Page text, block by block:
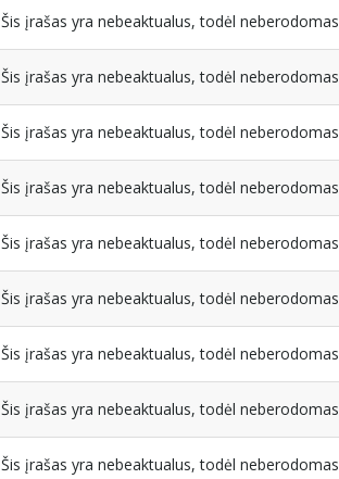
Šis įrašas yra nebeaktualus, todėl neberodomas
Šis įrašas yra nebeaktualus, todėl neberodomas
Šis įrašas yra nebeaktualus, todėl neberodomas
Šis įrašas yra nebeaktualus, todėl neberodomas
Šis įrašas yra nebeaktualus, todėl neberodomas
Šis įrašas yra nebeaktualus, todėl neberodomas
Šis įrašas yra nebeaktualus, todėl neberodomas
Šis įrašas yra nebeaktualus, todėl neberodomas
Šis įrašas yra nebeaktualus, todėl neberodomas